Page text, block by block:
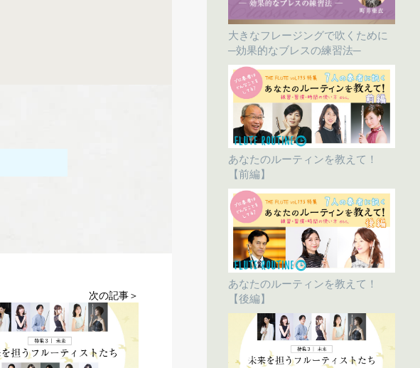
次の記事＞
大きなフレージングで吹くために
─効果的なブレスの練習法─
あなたのルーティンを教えて！
【前編】
あなたのルーティンを教えて！
【後編】